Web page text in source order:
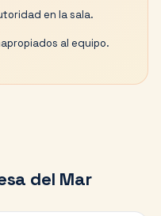
en la sala.
al equipo.
del Mar